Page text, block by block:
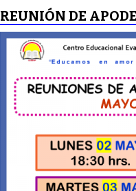
REUNIÓN DE